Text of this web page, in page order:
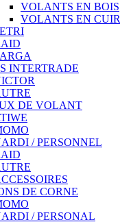
VOLANTS EN BOIS
VOLANTS EN CUIR
INTERTRADE
DE VOLANT
/ PERSONNEL
DE CORNE
/ PERSONAL